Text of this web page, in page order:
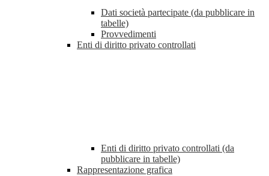
Dati società partecipate (da pubblicare in
tabelle)
Provvedimenti
Enti di diritto privato controllati
Enti di diritto privato controllati (da
pubblicare in tabelle)
Rappresentazione grafica